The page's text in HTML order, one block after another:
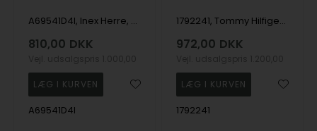
A69541D4I, Inex Herre, 40mm Quartz Herre m/lænke
810,00 DKK
A69541D4I
1792241, Tommy Hilfiger Bruce Quartz Herre m/lænke
972,00 DKK
1792241